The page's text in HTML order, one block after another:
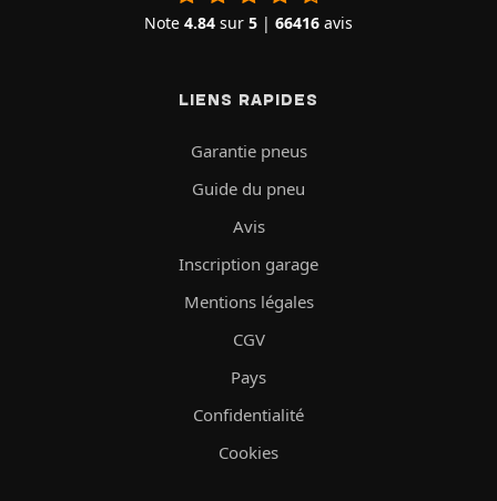
Note 4.84 sur 5 | 66416 avis
LIENS RAPIDES
Garantie pneus
Guide du pneu
Avis
Inscription garage
Mentions légales
CGV
Pays
Confidentialité
Cookies